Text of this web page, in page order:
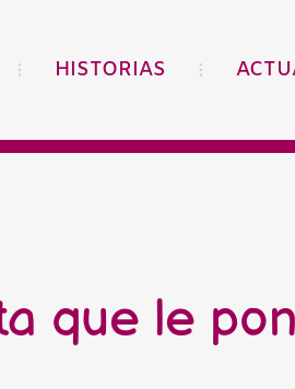
HISTORIAS
que le